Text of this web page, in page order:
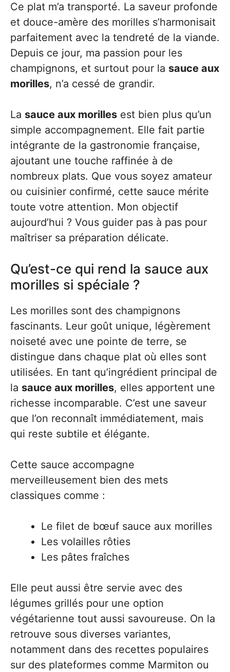
Ce plat m’a transporté. La saveur profonde
et douce-amère des morilles s’harmonisait
parfaitement avec la tendreté de la viande.
Depuis ce jour, ma passion pour les
champignons, et surtout pour la sauce aux
morilles, n’a cessé de grandir.
La sauce aux morilles est bien plus qu’un
simple accompagnement. Elle fait partie
intégrante de la gastronomie française,
ajoutant une touche raffinée à de
nombreux plats. Que vous soyez amateur
ou cuisinier confirmé, cette sauce mérite
toute votre attention. Mon objectif
aujourd’hui ? Vous guider pas à pas pour
maîtriser sa préparation délicate.
Qu’est-ce qui rend la sauce aux
morilles si spéciale ?
Les morilles sont des champignons
fascinants. Leur goût unique, légèrement
noiseté avec une pointe de terre, se
distingue dans chaque plat où elles sont
utilisées. En tant qu’ingrédient principal de
la sauce aux morilles, elles apportent une
richesse incomparable. C’est une saveur
que l’on reconnaît immédiatement, mais
qui reste subtile et élégante.
Cette sauce accompagne
merveilleusement bien des mets
classiques comme :
Le filet de bœuf sauce aux morilles
Les volailles rôties
Les pâtes fraîches
Elle peut aussi être servie avec des
légumes grillés pour une option
végétarienne tout aussi savoureuse. On la
retrouve sous diverses variantes,
notamment dans des recettes populaires
sur des plateformes comme Marmiton ou